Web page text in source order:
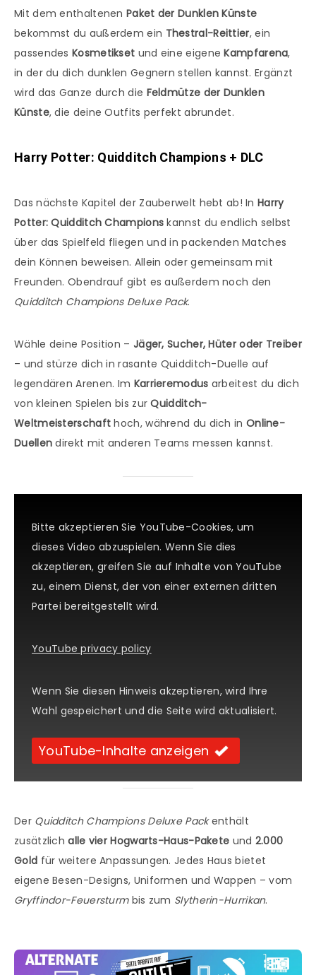
Mit dem enthaltenen Paket der Dunklen Künste
bekommst du außerdem ein Thestral-Reittier, ein
passendesKosmetikset und eine eigeneKampfarena,
in der du dich dunklen Gegnern stellen kannst. Ergänzt
wird das Ganze durch die Feldmütze der Dunklen
Künste, die deine Outfits perfekt abrundet.
Harry Potter: Quidditch Champions + DLC
Das nächste Kapitel der Zauberwelt hebt ab! InHarry
Potter: Quidditch Champions kannst du endlich selbst
über das Spielfeld fliegen und in packenden Matches
dein Können beweisen. Allein oder gemeinsam mit
Freunden. Obendrauf gibt es außerdem noch den
Quidditch Champions Deluxe Pack.
Wähle deine Position – Jäger, Sucher, Hüter oder Treiber
– und stürze dich in rasante Quidditch-Duelle auf
legendären Arenen. Im Karrieremodus arbeitest du dich
von kleinen Spielen bis zurQuidditch-
Weltmeisterschaft hoch, während du dich in Online-
Duellen direkt mit anderen Teams messen kannst.
Bitte akzeptieren Sie YouTube-Cookies, um
dieses Video abzuspielen. Wenn Sie dies
akzeptieren, greifen Sie auf Inhalte von YouTube
zu, einem Dienst, der von einer externen dritten
Partei bereitgestellt wird.
YouTube privacy policy
Wenn Sie diesen Hinweis akzeptieren, wird Ihre
Wahl gespeichert und die Seite wird aktualisiert.
YouTube-Inhalte anzeigen
Der Quidditch Champions Deluxe Packenthält
zusätzlichalle vier Hogwarts-Haus-Pakete und 2.000
Gold für weitere Anpassungen. Jedes Haus bietet
eigene Besen-Designs, Uniformen und Wappen – vom
Gryffindor-Feuersturmbis zum Slytherin-Hurrikan.